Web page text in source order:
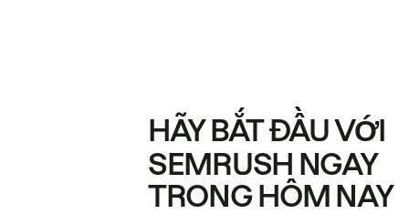
HÃY BẮT ĐẦU VỚI
SEMRUSH NGAY
TRONG HÔM NAY